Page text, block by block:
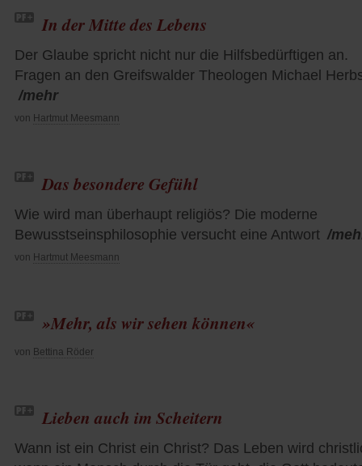
In der Mitte des Lebens
Der Glaube spricht nicht nur die Hilfsbedürftigen an.
Fragen an den Greifswalder Theologen Michael
/mehr
von Hartmut Meesmann
Das besondere Gefühl
Wie wird man überhaupt religiös? Die moderne
Bewusstseinsphilosophie versucht eine Antwort /
von Hartmut Meesmann
»Mehr, als wir sehen können«
von Bettina Röder
Lieben auch im Scheitern
Wann ist ein Christ ein Christ? Das Leben wird